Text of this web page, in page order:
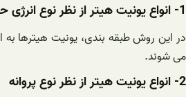
1- انواع یونیت هیتر از نظر نوع انرژی حرارتی
در این روش طبقه بندی، یونیت هیترها به
می شوند.
2- انواع یونیت هیتر از نظر نوع پروانه